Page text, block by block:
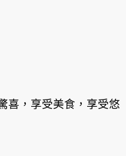
喜，享受美食，享受悠